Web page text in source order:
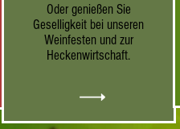
Oder genießen Sie
Geselligkeit bei unseren
Weinfesten und zur
Heckenwirtschaft.